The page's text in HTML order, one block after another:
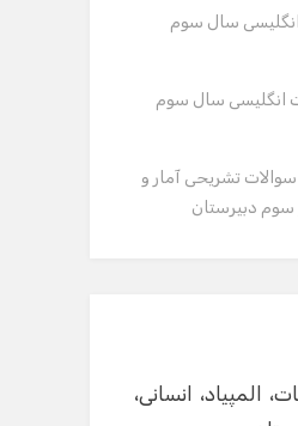
سال سوم
انگلیسی سال سوم
سوالات تشریحی آمار و
دبیرستان
المپیاد
انسانی